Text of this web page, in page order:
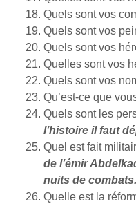
Quels sont vos
Quels sont vos
Quels sont vos
Quelles sont vos
Quels sont vos
Qu’est-ce que
Quels sont les
l’histoire il faut
Quel est fait
de l’émir
nuits de combats.
Quelle est la